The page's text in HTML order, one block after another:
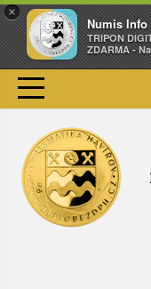
×
Numis Info
TRIPON
ZDARMA -